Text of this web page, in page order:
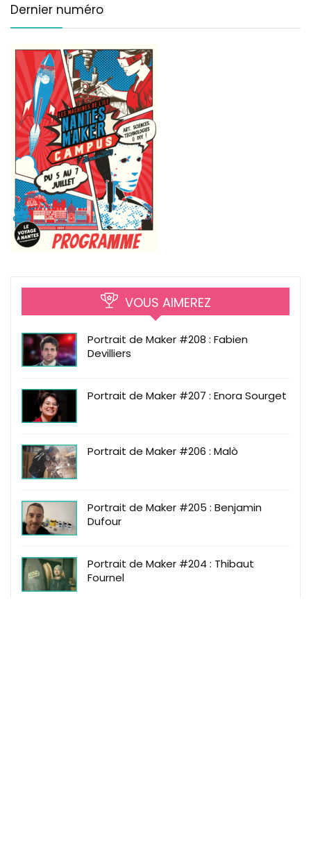
Dernier numéro
VOUS AIMEREZ
Portrait de Maker #208 : Fabien
Devilliers
Portrait de Maker #207 : Enora Sourget
Portrait de Maker #206 : Malò
Portrait de Maker #205 : Benjamin
Dufour
Portrait de Maker #204 : Thibaut
Fournel